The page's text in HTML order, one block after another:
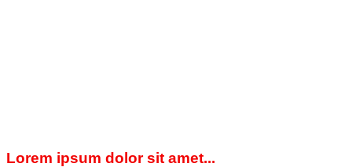
Lorem ipsum dolor sit amet...